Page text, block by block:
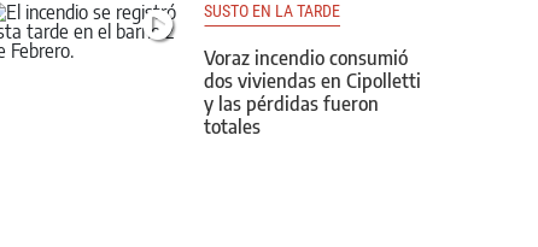
SUSTO EN LA TARDE
Voraz incendio consumió
dos viviendas en Cipolletti
y las pérdidas fueron
totales